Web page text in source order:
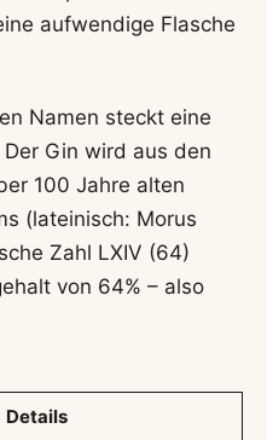
aufwendige Flasche
Namen steckt eine
Gin wird aus den
100 Jahre alten
(lateinisch: Morus
Zahl LXIV (64)
von 64% – also
Details